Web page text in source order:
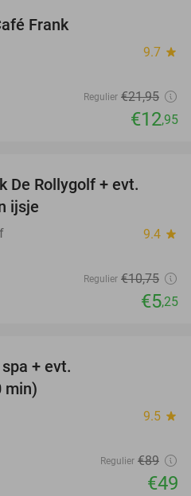
Frank
9.7 star
Regulier €21,95
€12,95
De Rollygolf + evt.
ijsje
9.4 star
Regulier €10,75
€5,25
+ evt.
min)
9.5 star
Regulier €89
€49